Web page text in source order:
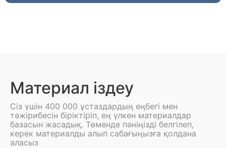
Материал іздеу
Сіз үшін 400 000 ұстаздардың еңбегі мен
тәжірибесін біріктіріп, ең үлкен материалдар
базасын жасадық. Төменде пәніңізді белгілеп,
керек материалды алып сабағыңызға қолдана
аласыз